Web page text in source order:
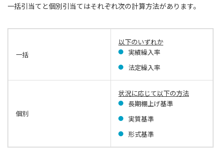
一括引当てと個別引当てはそれぞれ次の計算方法があります。
一括
以下のいずれか
実績繰入率
法定繰入率
個別
状況に応じて以下の方法
長期棚上げ基準
実質基準
形式基準